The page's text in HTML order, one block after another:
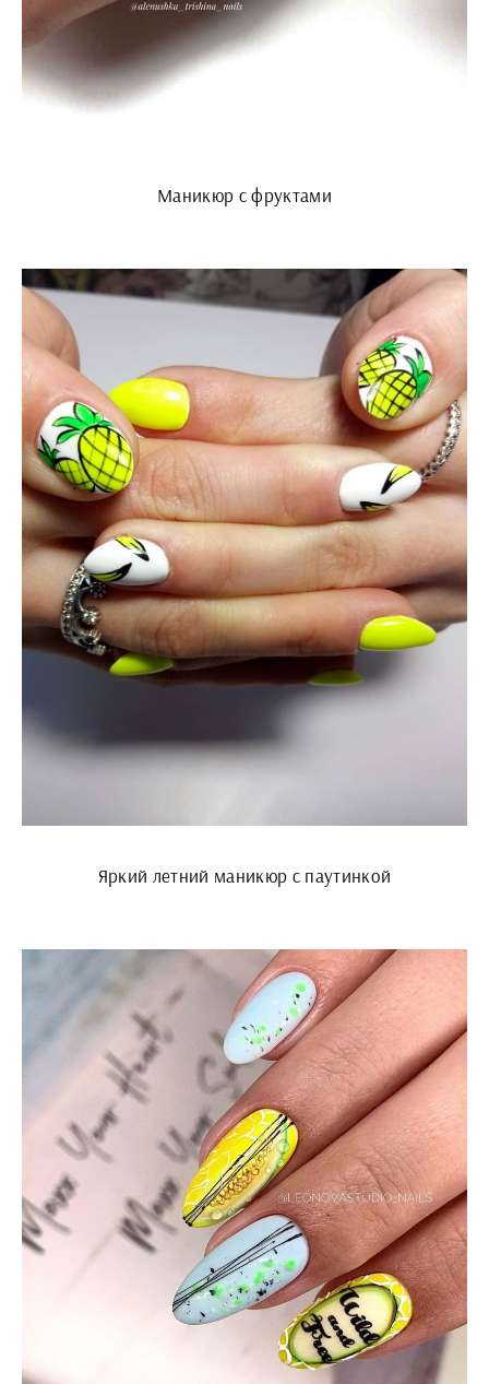
Маникюр с фруктами
Яркий летний маникюр с паутинкой